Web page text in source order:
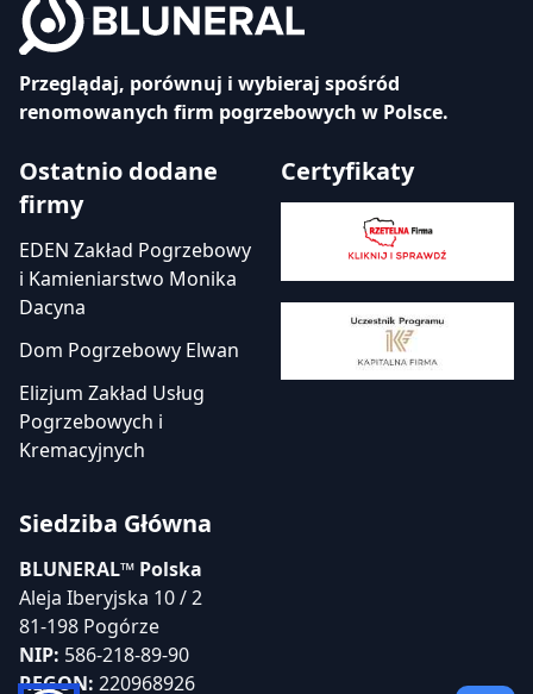
Przeglądaj, porównuj i wybieraj spośród
renomowanych firm pogrzebowych w Polsce.
Ostatnio dodane
firmy
EDEN Zakład Pogrzebowy
i Kamieniarstwo Monika
Dacyna
Dom Pogrzebowy Elwan
Elizjum Zakład Usług
Pogrzebowych i
Kremacyjnych
Certyfikaty
Siedziba Główna
BLUNERAL™ Polska
Aleja Iberyjska 10 / 2
81-198 Pogórze
NIP: 586-218-89-90
REGON: 220968926